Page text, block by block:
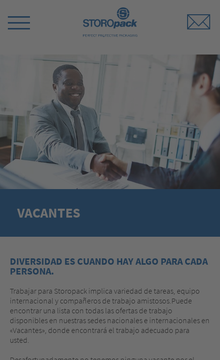
Switch
VACANTES
DIVERSIDAD ES CUANDO HAY ALGO PARA CADA
PERSONA.
Trabajar para Storopack implica variedad de tareas, equipo
internacional y compañeros de trabajo amistosos.Puede
encontrar una lista con todas las ofertas de trabajo
disponibles en nuestras sedes nacionales e internacionales en
«Vacantes», donde encontrará el trabajo adecuado para
usted.